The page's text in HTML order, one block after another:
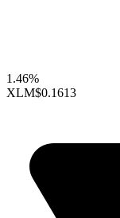
1.46%
XLM$0.1613